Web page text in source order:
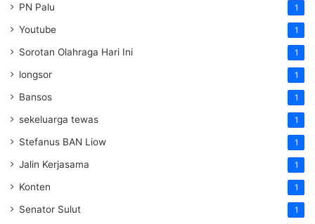
PN Palu 1
Youtube 1
Sorotan Olahraga Hari Ini 1
longsor 1
Bansos 1
sekeluarga tewas 1
Stefanus BAN Liow 1
Jalin Kerjasama 1
Konten 1
Senator Sulut 1